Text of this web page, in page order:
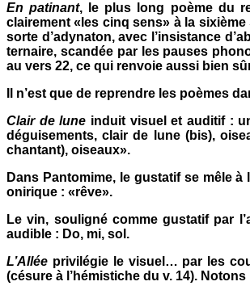
En patinant, le plus long poème du
clairement «les cinq sens» à la
sorte d’adynaton, avec l’insistance
ternaire, scandée par les pauses
au vers 22, ce qui renvoie aussi bien
Il n’est que de reprendre les poèmes
Clair de lune induit visuel et auditif :
déguisements, clair de lune (bis),
chantant), oiseaux».
Dans Pantomime, le gustatif se mêle
onirique : «rêve».
Le vin, souligné comme gustatif par
audible : Do, mi, sol.
L’Allée privilégie le visuel… par les
(césure à l’hémistiche du v. 14).